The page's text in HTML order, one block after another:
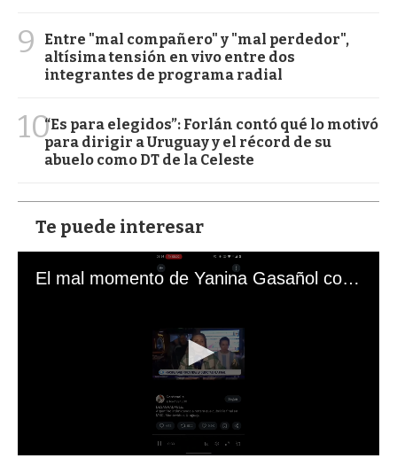
9
Entre "mal compañero" y "mal perdedor",
altísima tensión en vivo entre dos
integrantes de programa radial
10“Es para elegidos”: Forlán contó qué lo motivó
para dirigir a Uruguay y el récord de su
abuelo como DT de la Celeste
Te puede interesar
El mal momento de Yanina Gasañol con un hincha argentino en "Subrayado"